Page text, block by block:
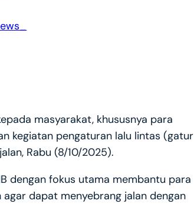
masyarakat, khususnya para
kegiatan pengaturan lalu lintas (gatur
Rabu (8/10/2025).
dengan fokus utama membantu para
agar dapat menyebrang jalan dengan